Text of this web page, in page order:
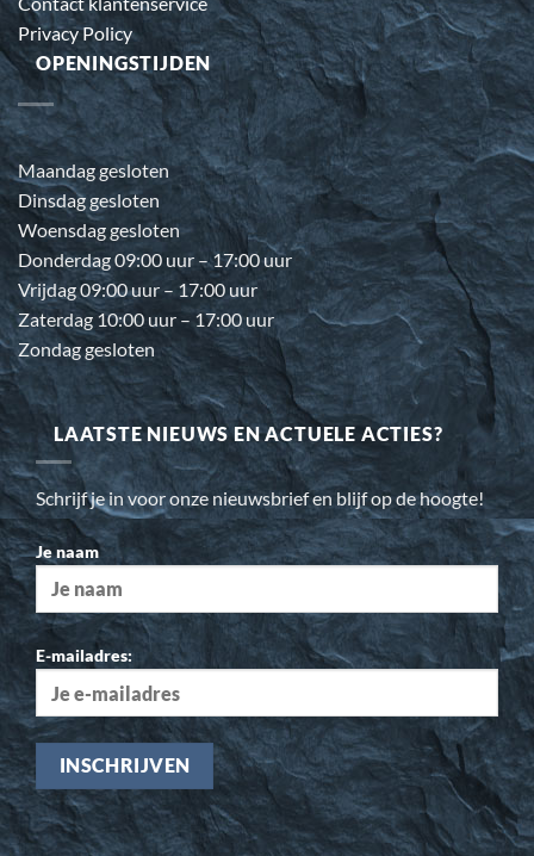
Privacy Policy
OPENINGSTIJDEN
Maandag gesloten
Dinsdag gesloten
Woensdag gesloten
Donderdag 09:00 uur – 17:00 uur
Vrijdag 09:00 uur – 17:00 uur
Zaterdag 10:00 uur – 17:00 uur
Zondag gesloten
LAATSTE NIEUWS EN ACTUELE ACTIES?
Schrijf je in voor onze nieuwsbrief en blijf op de hoogte!
Je naam
E-mailadres: